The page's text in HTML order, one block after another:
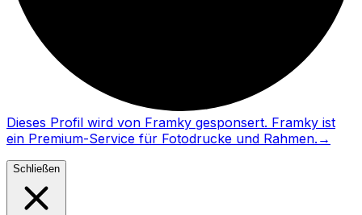
Dieses Profil wird von Framky gesponsert. Framky ist
ein Premium-Service für Fotodrucke und Rahmen. →
Schließen